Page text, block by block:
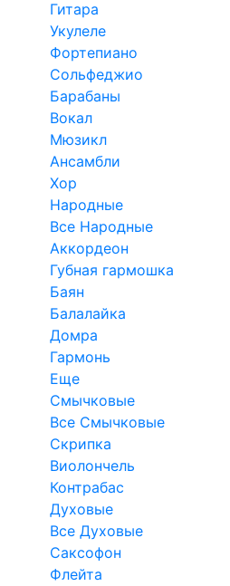
Гитара
Укулеле
Фортепиано
Сольфеджио
Барабаны
Вокал
Мюзикл
Ансамбли
Хор
Народные
Все Народные
Аккордеон
Губная гармошка
Баян
Балалайка
Домра
Гармонь
Еще
Смычковые
Все Смычковые
Скрипка
Виолончель
Контрабас
Духовые
Все Духовые
Саксофон
Флейта